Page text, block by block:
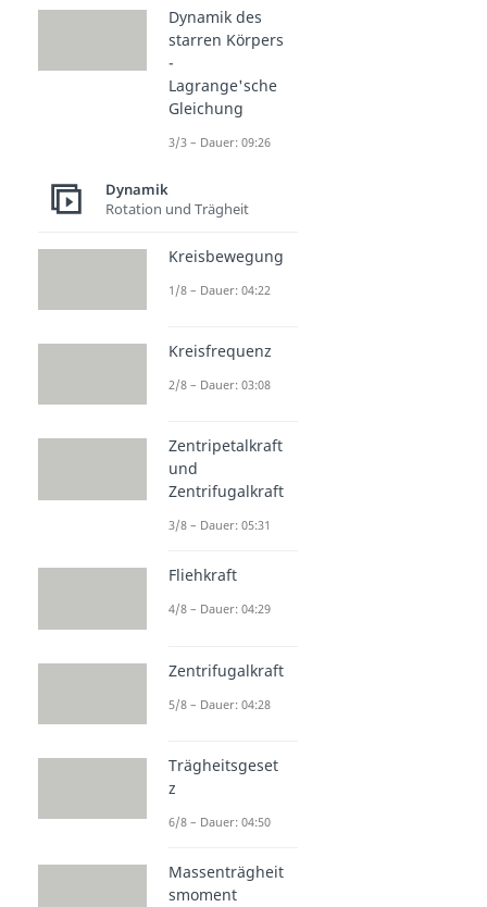
Isaac Newton
Dauer: 03:28
Ortsfaktor
Dauer: 03:49
Dynamik des
starren Körpers
-
Lagrange'sche
Gleichung
3/3 – Dauer: 09:26
Dynamik
Rotation und Trägheit
Kreisbewegung
1/8 – Dauer: 04:22
Kreisfrequenz
2/8 – Dauer: 03:08
Zentripetalkraft
und
Zentrifugalkraft
3/8 – Dauer: 05:31
Fliehkraft
4/8 – Dauer: 04:29
Zentrifugalkraft
5/8 – Dauer: 04:28
Trägheitsgeset
z
6/8 – Dauer: 04:50
Massenträgheit
smoment